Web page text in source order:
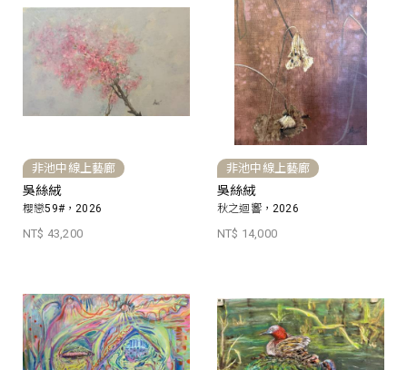
非池中線上藝廊
吳絲絨
櫻戀59#，2026
NT$ 43,200
非池中線上藝廊
吳絲絨
秋之迴響，2026
NT$ 14,000